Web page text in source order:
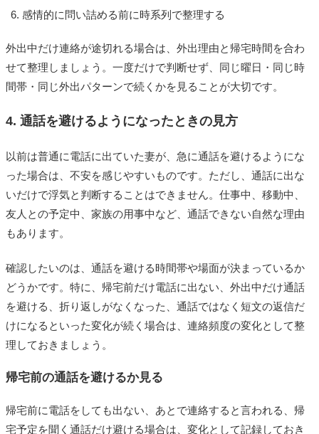
感情的に問い詰める前に時系列で整理する
外出中だけ連絡が途切れる場合は、外出理由と帰宅時間を合わ
せて整理しましょう。一度だけで判断せず、同じ曜日・同じ時
間帯・同じ外出パターンで続くかを見ることが大切です。
4. 通話を避けるようになったときの見方
以前は普通に電話に出ていた妻が、急に通話を避けるようにな
った場合は、不安を感じやすいものです。ただし、通話に出な
いだけで浮気と判断することはできません。仕事中、移動中、
友人との予定中、家族の用事中など、通話できない自然な理由
もあります。
確認したいのは、通話を避ける時間帯や場面が決まっているか
どうかです。特に、帰宅前だけ電話に出ない、外出中だけ通話
を避ける、折り返しがなくなった、通話ではなく短文の返信だ
けになるといった変化が続く場合は、連絡頻度の変化として整
理しておきましょう。
帰宅前の通話を避けるか見る
帰宅前に電話をしても出ない、あとで連絡すると言われる、帰
宅予定を聞く通話だけ避ける場合は、変化として記録しておき